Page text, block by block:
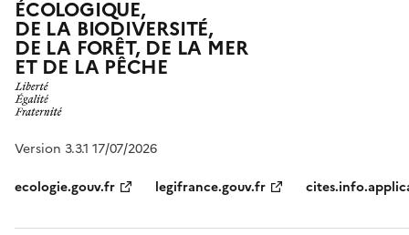
ÉCOLOGIQUE,
DE LA BIODIVERSITÉ,
DE LA FORÊT, DE LA MER
ET DE LA PÊCHE
Version 3.3.1 17/07/2026
ecologie.gouv.fr
legifrance.gouv.fr